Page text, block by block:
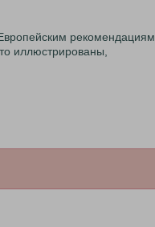
иллюстрированы,